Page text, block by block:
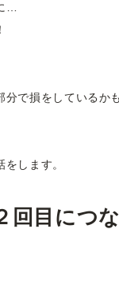
…
で損をしているか
します。
回目につ